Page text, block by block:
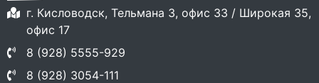
г. Кисловодск, Тельмана 3, офис 33 / Широкая 35,
офис 17
8 (928) 5555-929
8 (928) 3054-111